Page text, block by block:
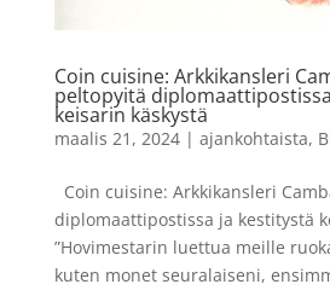
Coin cuisine: Arkkikansleri
peltopyitä
keisarin käskystä
maalis 21, 2024| ajankohtaista,
Coin cuisine: Arkkikansleri
diplomaattipostissa ja kestitystä
”Hovimestarin luettua meille
kuten monet seuralaiseni,